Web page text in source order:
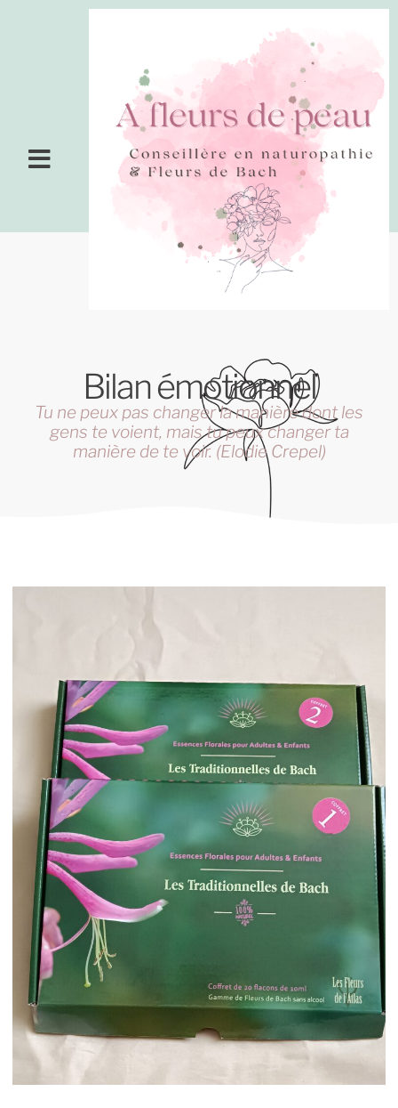
Bilan émotionnel
Tu ne peux pas changer la manière dont les
gens te voient, mais tu peux changer ta
manière de te voir. (Elodie Crepel)